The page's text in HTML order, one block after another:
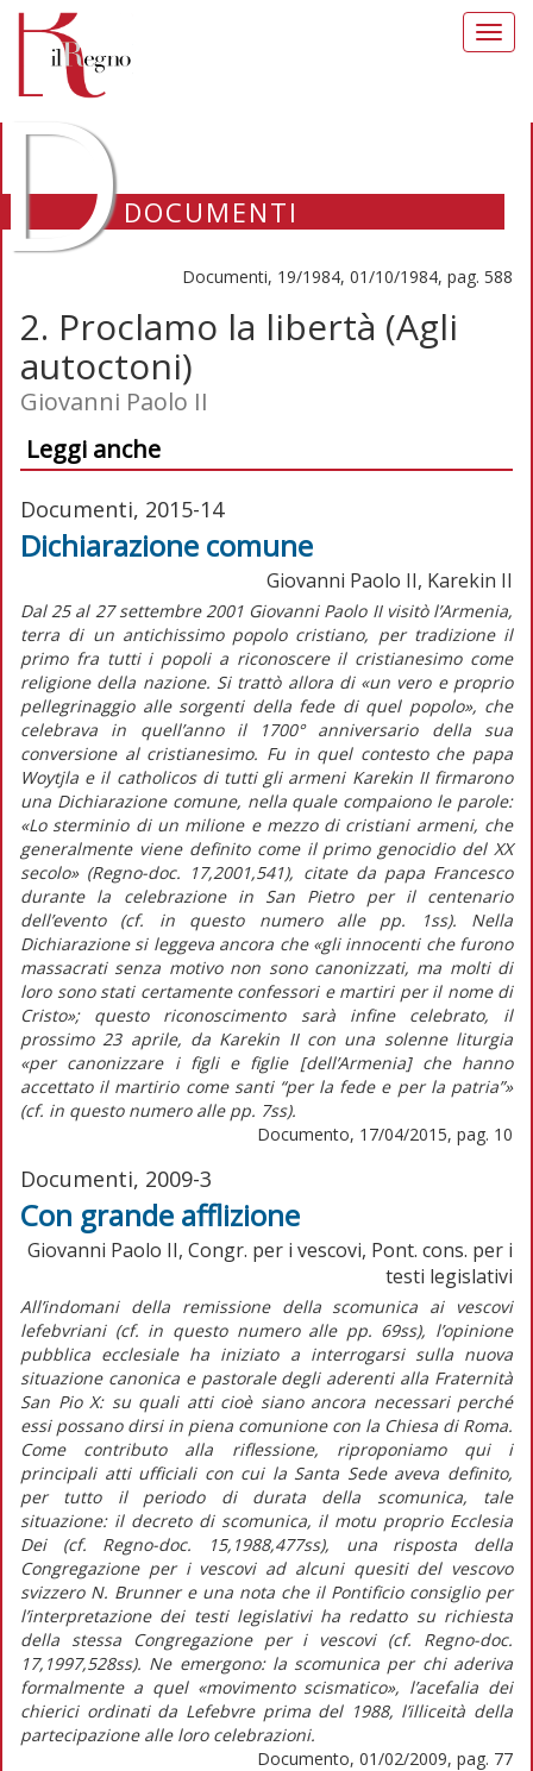
DOCUMENTI
Documenti, 19/1984, 01/10/1984, pag. 588
2. Proclamo la libertà (Agli
autoctoni)
Giovanni Paolo II
Leggi anche
Documenti, 2015-14
Dichiarazione comune
Giovanni Paolo II, Karekin II
Dal 25 al 27 settembre 2001 Giovanni Paolo II visitò l’Armenia,
terra di un antichissimo popolo cristiano, per tradizione il
primo fra tutti i popoli a riconoscere il cristianesimo come
religione della nazione. Si trattò allora di «un vero e proprio
pellegrinaggio alle sorgenti della fede di quel popolo», che
celebrava in quell’anno il 1700° anniversario della sua
conversione al cristianesimo. Fu in quel contesto che papa
Woytjla e il catholicos di tutti gli armeni Karekin II firmarono
una Dichiarazione comune, nella quale compaiono le parole:
«Lo sterminio di un milione e mezzo di cristiani armeni, che
generalmente viene definito come il primo genocidio del XX
secolo» (Regno-doc. 17,2001,541), citate da papa Francesco
durante la celebrazione in San Pietro per il centenario
dell’evento (cf. in questo numero alle pp. 1ss). Nella
Dichiarazione si leggeva ancora che «gli innocenti che furono
massacrati senza motivo non sono canonizzati, ma molti di
loro sono stati certamente confessori e martiri per il nome di
Cristo»; questo riconoscimento sarà infine celebrato, il
prossimo 23 aprile, da Karekin II con una solenne liturgia
«per canonizzare i figli e figlie [dell’Armenia] che hanno
accettato il martirio come santi “per la fede e per la patria”»
(cf. in questo numero alle pp. 7ss).
Documento, 17/04/2015, pag. 10
Documenti, 2009-3
Con grande afflizione
Giovanni Paolo II, Congr. per i vescovi, Pont. cons. per i
testi legislativi
All’indomani della remissione della scomunica ai vescovi
lefebvriani (cf. in questo numero alle pp. 69ss), l’opinione
pubblica ecclesiale ha iniziato a interrogarsi sulla nuova
situazione canonica e pastorale degli aderenti alla Fraternità
San Pio X: su quali atti cioè siano ancora necessari perché
essi possano dirsi in piena comunione con la Chiesa di Roma.
Come contributo alla riflessione, riproponiamo qui i
principali atti ufficiali con cui la Santa Sede aveva definito,
per tutto il periodo di durata della scomunica, tale
situazione: il decreto di scomunica, il motu proprio Ecclesia
Dei (cf. Regno-doc. 15,1988,477ss), una risposta della
Congregazione per i vescovi ad alcuni quesiti del vescovo
svizzero N. Brunner e una nota che il Pontificio consiglio per
l’interpretazione dei testi legislativi ha redatto su richiesta
della stessa Congregazione per i vescovi (cf. Regno-doc.
17,1997,528ss). Ne emergono: la scomunica per chi aderiva
formalmente a quel «movimento scismatico», l’acefalia dei
chierici ordinati da Lefebvre prima del 1988, l’illiceità della
partecipazione alle loro celebrazioni.
Documento, 01/02/2009, pag. 77